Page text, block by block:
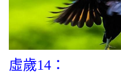
虛歲14：